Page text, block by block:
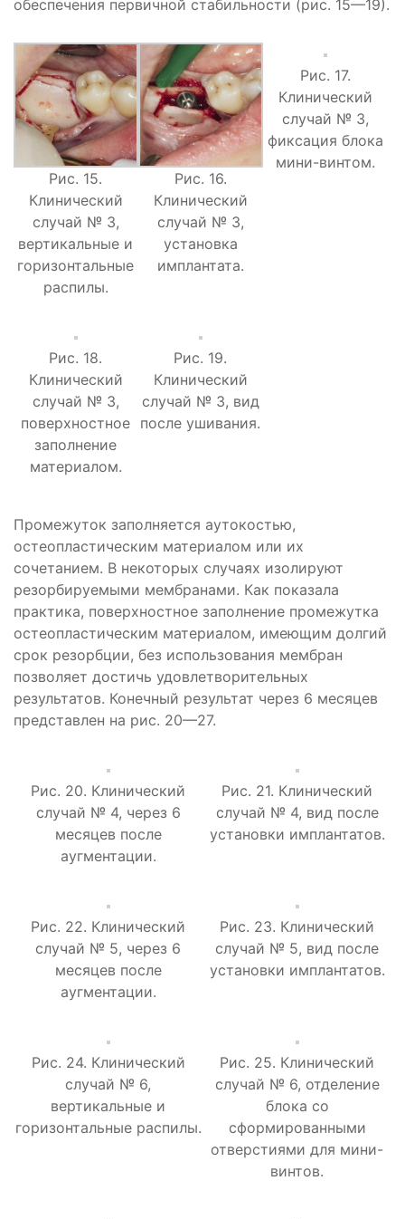
обеспечения первичной стабильности (рис. 15—19).
Рис. 15.
Клинический
случай № 3,
вертикальные и
горизонтальные
распилы.
Рис. 16.
Клинический
случай № 3,
установка
имплантата.
Рис. 17.
Клинический
случай № 3,
фиксация блока
мини-винтом.
Рис. 18.
Клинический
случай № 3,
поверхностное
заполнение
материалом.
Рис. 19.
Клинический
случай № 3, вид
после ушивания.
Промежуток заполняется аутокостью,
остеопластическим материалом или их
сочетанием. В некоторых случаях изолируют
резорбируемыми мембранами. Как показала
практика, поверхностное заполнение промежутка
остеопластическим материалом, имеющим долгий
срок резорбции, без использования мембран
позволяет достичь удовлетворительных
результатов. Конечный результат через 6 месяцев
представлен на рис. 20—27.
Рис. 20. Клинический
случай № 4, через 6
месяцев после
аугментации.
Рис. 21. Клинический
случай № 4, вид после
установки имплантатов.
Рис. 22. Клинический
случай № 5, через 6
месяцев после
аугментации.
Рис. 23. Клинический
случай № 5, вид после
установки имплантатов.
Рис. 24. Клинический
случай № 6,
вертикальные и
горизонтальные распилы.
Рис. 25. Клинический
случай № 6, отделение
блока со
сформированными
отверстиями для мини-
винтов.